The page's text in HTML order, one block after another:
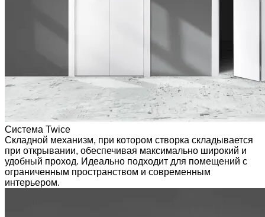
Система Twice
Складной механизм, при котором створка складывается
при открывании, обеспечивая максимально широкий и
удобный проход. Идеально подходит для помещений с
ограниченным пространством и современным
интерьером.